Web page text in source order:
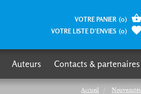
Accueil Nouveautés
VOTRE PANIER (0)
VOTRE LISTE D’ENVIES (0)
Auteurs Contacts & partenaires